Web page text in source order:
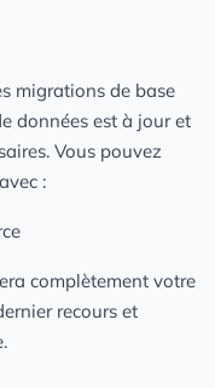
migrations de base
données est à jour et
Vous pouvez
:
complètement votre
recours et